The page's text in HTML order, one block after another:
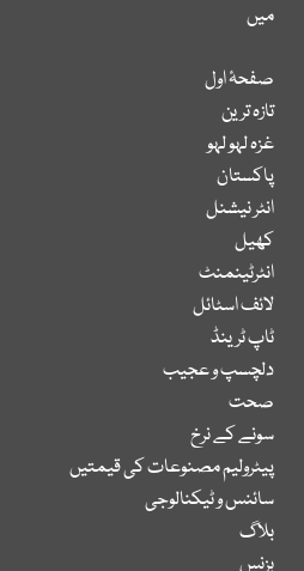
میں
صفحۂ اول
تازہ ترین
غزہ لہو لہو
پاکستان
انٹر نیشنل
کھیل
انٹرٹینمنٹ
لائف اسٹائل
ٹاپ ٹرینڈ
دلچسپ و عجیب
صحت
سونے کے نرخ
پیٹرولیم مصنوعات کی قیمتیں
سائنس و ٹیکنالوجی
بلاگ
بزنس